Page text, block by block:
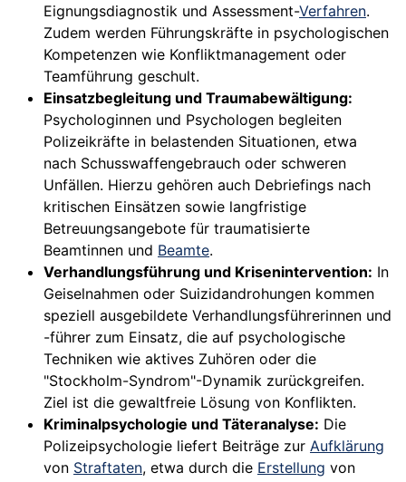
Eignungsdiagnostik und Assessment-Verfahren.
Zudem werden Führungskräfte in psychologischen
Kompetenzen wie Konfliktmanagement oder
Teamführung geschult.
Einsatzbegleitung und Traumabewältigung:
Psychologinnen und Psychologen begleiten
Polizeikräfte in belastenden Situationen, etwa
nach Schusswaffengebrauch oder schweren
Unfällen. Hierzu gehören auch Debriefings nach
kritischen Einsätzen sowie langfristige
Betreuungsangebote für traumatisierte
Beamtinnen und Beamte.
Verhandlungsführung und Krisenintervention: In
Geiselnahmen oder Suizidandrohungen kommen
speziell ausgebildete Verhandlungsführerinnen und
-führer zum Einsatz, die auf psychologische
Techniken wie aktives Zuhören oder die
"Stockholm-Syndrom"-Dynamik zurückgreifen.
Ziel ist die gewaltfreie Lösung von Konflikten.
Kriminalpsychologie und Täteranalyse: Die
Polizeipsychologie liefert Beiträge zur Aufklärung
von Straftaten, etwa durch die Erstellung von